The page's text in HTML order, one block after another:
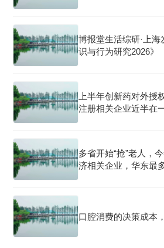
博报堂生活综研·上
识与行为研究2026》
上半年创新药对外授
注册相关企业近半在
多省开始“抢”老人，
济相关企业，华东最
口腔消费的决策成本